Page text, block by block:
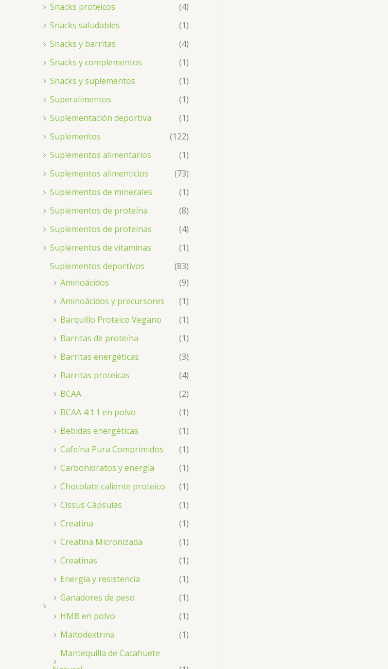
Snacks proteicos
(4)
Snacks saludables
(1)
Snacks y barritas
(4)
Snacks y complementos
(1)
Snacks y suplementos
(1)
Superalimentos
(1)
Suplementación deportiva
(1)
Suplementos
(122)
Suplementos alimentarios
(1)
Suplementos alimenticios
(73)
Suplementos de minerales
(1)
Suplementos de proteína
(8)
Suplementos de proteínas
(4)
Suplementos de vitaminas
(1)
Suplementos deportivos
(83)
Aminoácidos
(9)
Aminoácidos y precursores
(1)
Barquillo Proteico Vegano
(1)
Barritas de proteína
(1)
Barritas energéticas
(3)
Barritas proteicas
(4)
BCAA
(2)
BCAA 4:1:1 en polvo
(1)
Bebidas energéticas
(1)
Cafeína Pura Comprimidos
(1)
Carbohidratos y energía
(1)
Chocolate caliente proteico
(1)
Cissus Cápsulas
(1)
Creatina
(1)
Creatina Micronizada
(1)
Creatinas
(1)
Energía y resistencia
(1)
Ganadores de peso
(1)
HMB en polvo
(1)
Maltodextrina
(1)
Mantequilla de Cacahuete